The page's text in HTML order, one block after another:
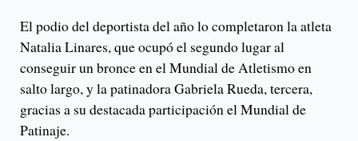
El podio del deportista del año lo completaron la atleta
Natalia Linares, que ocupó el segundo lugar al
conseguir un bronce en el Mundial de Atletismo en
salto largo, y la patinadora Gabriela Rueda, tercera,
gracias a su destacada participación el Mundial de
Patinaje.